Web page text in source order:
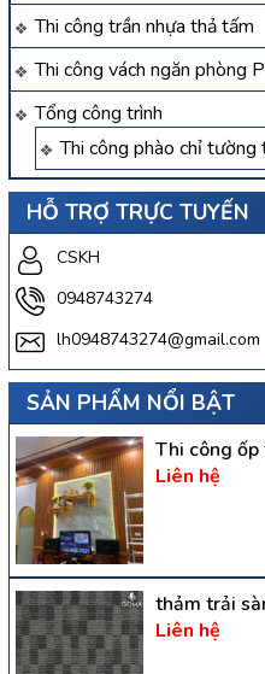
Thi công trần nhựa thả tấm
Thi công vách ngăn phòng
Tổng công trình
Thi công phào chỉ tường
HỖ TRỢ TRỰC TUYẾN
CSKH
0948743274
lh0948743274@gmail.com
SẢN PHẨM NỔI BẬT
Thi công
Liên hệ
thảm trải
Liên hệ